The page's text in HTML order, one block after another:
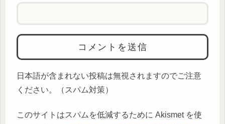
日本語が含まれない投稿は無視されますのでご注意
ください。（スパム対策）
このサイトはスパムを低減するために Akismet を使